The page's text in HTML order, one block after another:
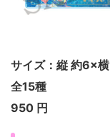
サイズ：縦 約6×
全15種
950 円